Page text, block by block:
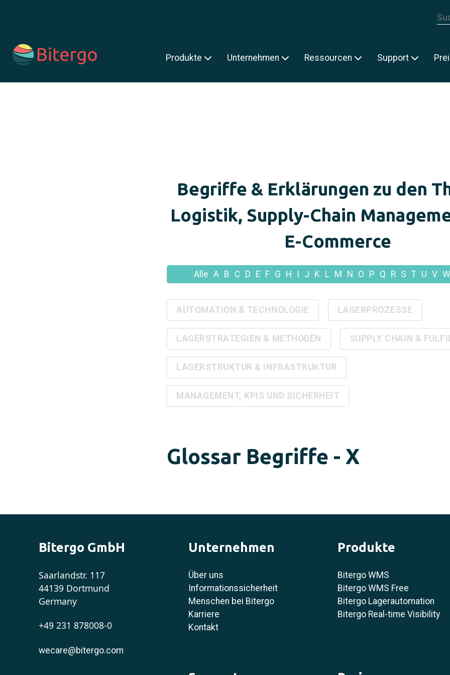
Produkte Unternehmen Ressourcen Support
ist ein Suchfeld mit einer automatischen Vorschlagsfunktion.
Begriffe & Erklärungen zu den
Logistik, Supply-Chain
E-Commerce
Alle A B C D E F G H J K L M N O P Q R S T U V W
AUTOMATION & TECHNOLOGIE LAGERPROZESSE
LAGERSTRATEGIEN & METHODEN SUPPLY CHAIN &
LAGERSTRUKTUR & INFRASTRUKTUR
MANAGEMENT, KPIS UND SICHERHEIT
Glossar Begriffe - X
Bitergo GmbH
Saarlandstr. 117
44139 Dortmund
Germany
+49 231 878008-0
wecare@bitergo.com
Unternehmen
Über uns
Informationssicherheit
Menschen bei Bitergo
Karriere
Kontakt
Produkte
Bitergo WMS
Bitergo WMS Free
Bitergo Lagerautomation
Bitergo Real-time Visibility